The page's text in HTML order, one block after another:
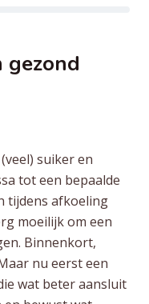
gezond
suiker en
tot een bepaalde
tijdens afkoeling
moeilijk om een
Binnenkort,
nu eerst een
wat beter aansluit